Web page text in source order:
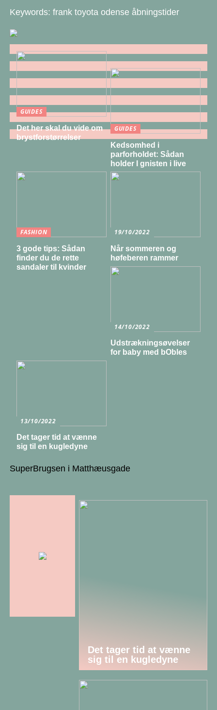
Keywords: frank toyota odense åbningstider
GUIDES
Det her skal du vide om
brystforstørrelser
GUIDES
Kedsomhed i
parforholdet: Sådan
holder I gnisten i live
FASHION
3 gode tips: Sådan
finder du de rette
sandaler til kvinder
19/10/2022
Når sommeren og
høfeberen rammer
14/10/2022
Udstrækningsøvelser
for baby med bObles
13/10/2022
Det tager tid at vænne
sig til en kugledyne
SuperBrugsen i Matthæusgade
Det tager tid at vænne
sig til en kugledyne